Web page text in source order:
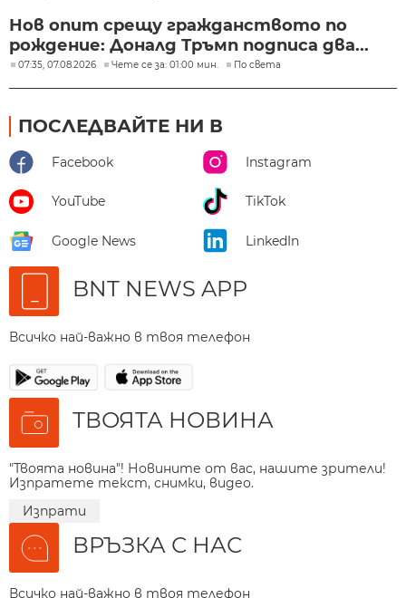
Нов опит срещу гражданството по
рождение: Доналд Тръмп подписа два...
07:35, 07.08.2026 Чете се за: 01:00 мин. По света
ПОСЛЕДВАЙТЕ НИ В
Facebook Instagram
YouTube TikTok
Google News LinkedIn
BNT NEWS APP
Всичко най-важно в твоя телефон
ТВОЯТА НОВИНА
"Твоята новина"! Новините от вас, нашите зрители!
Изпратете текст, снимки, видео.
Изпрати
ВРЪЗКА С НАС
Всичко най-важно в твоя телефон